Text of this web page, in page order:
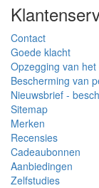
Contact
Goede klacht
Opzegging van
Bescherming van
Nieuwsbrief -
Sitemap
Merken
Recensies
Cadeaubonnen
Aanbiedingen
Zelfstudies